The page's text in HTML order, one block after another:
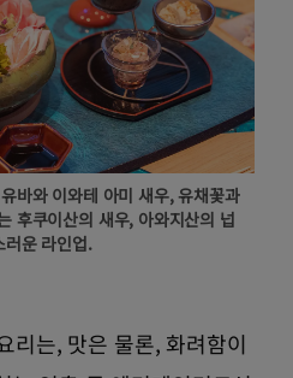
바와 이와테 아미 새우, 유채꽃과
후쿠이산의 새우, 아와지산의 넙
러운 라인업.
리는, 맛은 물론, 화려함이